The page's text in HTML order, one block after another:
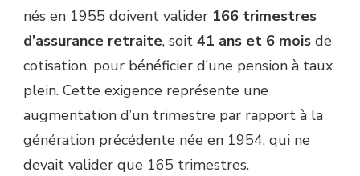
nés en 1955 doivent valider 166 trimestres
d’assurance retraite, soit 41 ans et 6 mois de
cotisation, pour bénéficier d’une pension à taux
plein. Cette exigence représente une
augmentation d’un trimestre par rapport à la
génération précédente née en 1954, qui ne
devait valider que 165 trimestres.